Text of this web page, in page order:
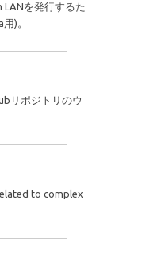
LANを発行するた
)。
リポジトリのウ
to complex